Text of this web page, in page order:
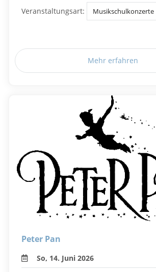
Veranstaltungsart: Musikschulkonzerte
Mehr erfahren
Peter Pan
So, 14. Juni 2026